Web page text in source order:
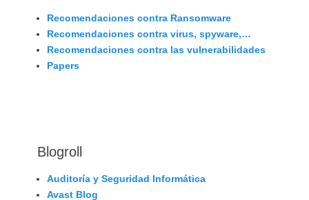
Recomendaciones contra Ransomware
Recomendaciones contra virus, spyware,…
Recomendaciones contra las vulnerabilidades
Papers
Blogroll
Auditoría y Seguridad Informática
Avast Blog